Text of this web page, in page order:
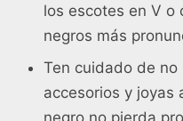
los escotes en V o
negros más
Ten cuidado de
accesorios y joyas